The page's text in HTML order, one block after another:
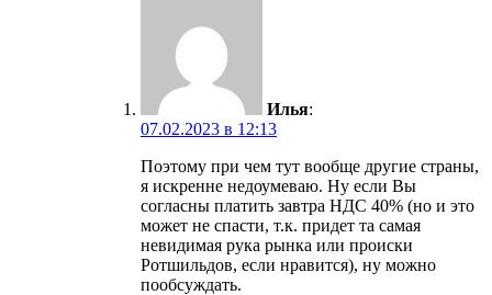
Илья:
07.02.2023 в 12:13
Поэтому при чем тут вообще другие страны,
я искренне недоумеваю. Ну если Вы
согласны платить завтра НДС 40% (но и это
может не спасти, т.к. придет та самая
невидимая рука рынка или происки
Ротшильдов, если нравится), ну можно
пообсуждать.